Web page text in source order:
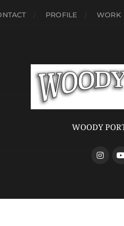
PROFILE WORK
WOODY